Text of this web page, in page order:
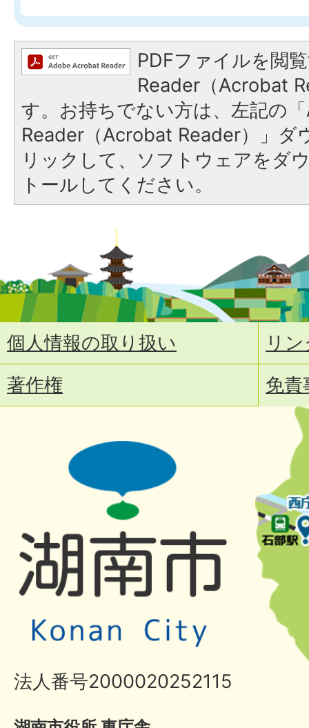
PDFファイルを閲
Reader（Acrobat
す。お持ちでない方は、左記の
Reader（Acrobat Reader）」ダ
リックして、ソフトウェアをダ
トールしてください。
個人情報の取り扱い
リ
著作権
免責
法人番号2000020252115